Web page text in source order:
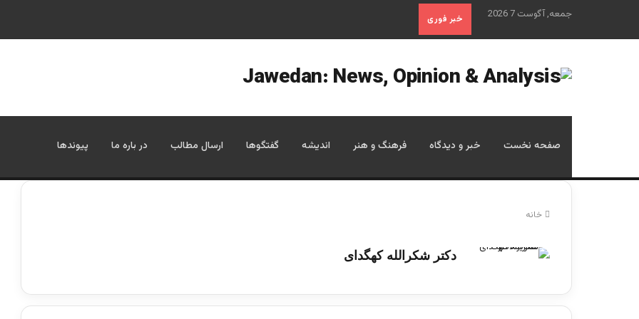
جمعه, آگوست 7 2026 خبر فوری
صفحه نخست خبر و دیدگاه فرهنگ و هنر اندیشه گفتگوها ارسال مطالب در باره ما پیوندها
خانه
دکتر شکرالله کهگدای